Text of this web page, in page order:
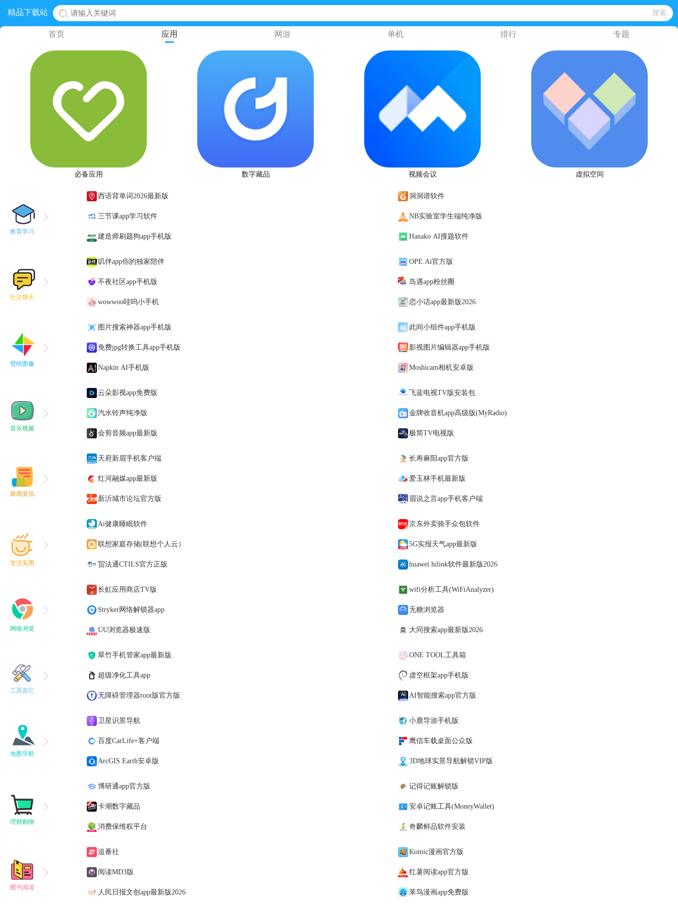
精品下载站
首页 应用 网游 单机 排行 专题
必备应用 数字藏品 视频会议 虚拟空间
教育学习
西语背单词2026最新版 洞洞谱软件
三节课app学习软件 NB实验室学生端纯净版
建造师刷题狗app手机版 Hanako AI搜题软件
社交聊天
叽伴app你的独家陪伴 OPE.Ai官方版
不夜社区app手机版 岛遇app粉丝圈
wowwoo哇呜小手机 恋小话app最新版2026
壁纸图像
图片搜索神器app手机版 此间小组件app手机版
免费jpg转换工具app手机版 影视图片编辑器app手机版
Napkin AI手机版 Moshicam相机安卓版
音乐视频
云朵影视app免费版 飞蓝电视TV版安装包
汽水铃声纯净版 金牌收音机app高级版(MyRadio)
会剪音频app最新版 极简TV电视版
新闻资讯
天府新眉手机客户端 长寿麻阳app官方版
红河融媒app最新版 爱玉林手机最新版
新沂城市论坛官方版 眉说之言app手机客户端
生活实用
Ai健康睡眠软件 京东外卖骑手众包软件
联想家庭存储(联想个人云） 5G实报天气app最新版
贸法通CTILS官方正版 huawei hilink软件最新版2026
网络浏览
长虹应用商店TV版 wifi分析工具(WiFiAnalyzer)
Stryker网络解锁器app 无糖浏览器
UU浏览器极速版 大同搜索app最新版2026
工具其它
翠竹手机管家app最新版 ONE TOOL工具箱
超级净化工具app 虚空框架app手机版
无障碍管理器root版官方版 AI智能搜索app官方版
地图导航
卫星识景导航 小鹿导游手机版
百度CarLife+客户端 鹰信车载桌面公众版
ArcGIS Earth安卓版 3D地球实景导航解锁VIP版
理财购物
博研通app官方版 记得记账解锁版
卡潮数字藏品 安卓记账工具(MoneyWallet)
消费保维权平台 奇麟鲜品软件安装
图书阅读
追番社 Komic漫画官方版
阅读MD3版 红薯阅读app官方版
人民日报文创app最新版2026 笨鸟漫画app免费版